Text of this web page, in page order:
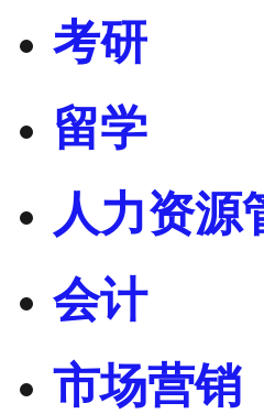
考研
留学
人力资源
会计
市场营销